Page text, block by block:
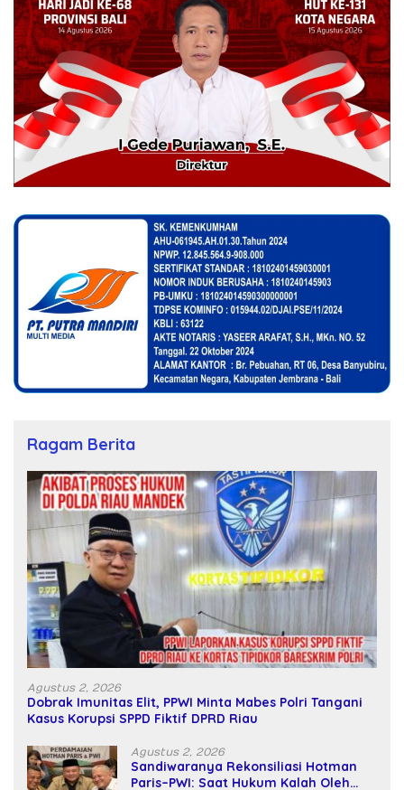
Ragam Berita
Agustus 2, 2026
Dobrak Imunitas Elit, PPWI Minta Mabes Polri Tangani
Kasus Korupsi SPPD Fiktif DPRD Riau
Agustus 2, 2026
Sandiwaranya Rekonsiliasi Hotman
Paris–PWI: Saat Hukum Kalah Oleh